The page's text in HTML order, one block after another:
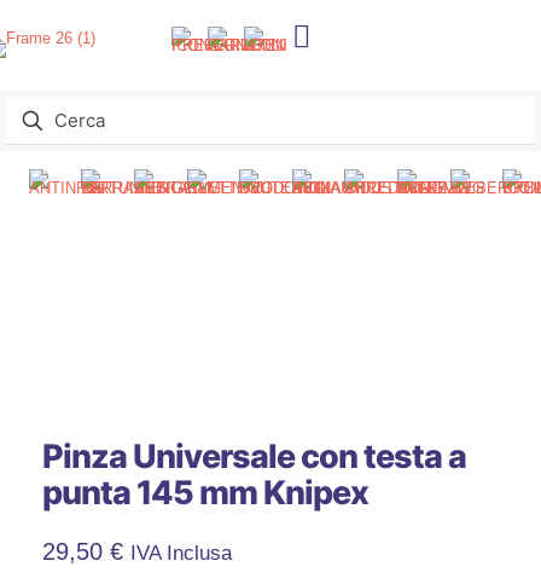
Pinza Universale con testa a
punta 145 mm Knipex
29,50 € IVA Inclusa